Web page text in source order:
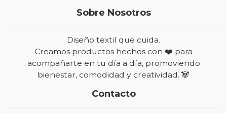
Sobre Nosotros
Diseño textil que cuida.
Creamos productos hechos con ❤️ para
acompañarte en tu día a día, promoviendo
bienestar, comodidad y creatividad. 🐼
Contacto